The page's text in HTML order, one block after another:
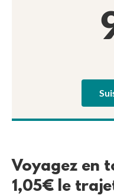
Voyagez en
1,05€ le